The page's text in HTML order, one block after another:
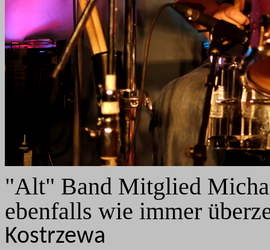
"Alt" Band Mitglied
ebenfalls wie immer
Kostrzewa